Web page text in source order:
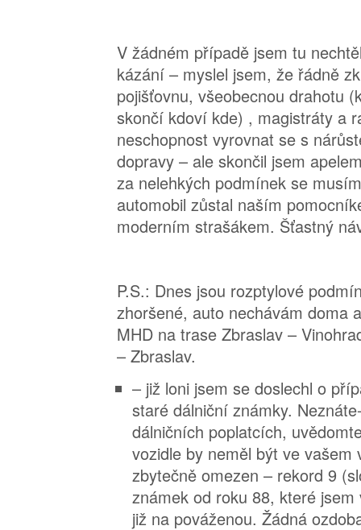
V žádném případě jsem tu
kázání – myslel jsem, že řádně
pojišťovnu, všeobecnou drahotu
skončí kdoví kde) , magistráty a
neschopnost vyrovnat se s
dopravy – ale skončil jsem
za nelehkých podmínek se
automobil zůstal naším
moderním strašákem. Šťastný
P.S.: Dnes jsou rozptylové
zhoršené, auto nechávám doma
MHD na trase Zbraslav –
– Zbraslav.
– již loni jsem se doslechl o
staré dálniční známky.
dálničních poplatcích,
vozidle by neměl být ve
zbytečně omezen – rekord 9
známek od roku 88, které
již na pováženou. Žádná